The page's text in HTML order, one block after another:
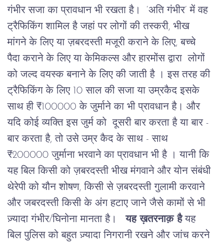
गंभीर सजा का प्रावधान भी रखता है। ‘अति गंभीर’ में वह
ट्रैफिकिंग शामिल है जहां पर लोगों की तस्करी, भीख
मांगने के लिए या ज़बरदस्ती मजूरी कराने के लिए, बच्चे
पैदा कराने के लिए या केमिकल्स और हारमोंस द्वारा लोगों
को जल्द वयस्क बनाने के लिए की जाती है । इस तरह की
ट्रैफिकिंग के लिए 10 साल की सजा या उम्रकैद इसके
साथ ही ₹100000 के जुर्माने का भी प्रावधान है। और
यदि कोई व्यक्ति इस जुर्म को दूसरी बार करता है या बार -
बार करता है, तो उसे उम्र कैद के साथ - साथ
₹200000 जुर्माना भरवाने का प्रावधान भी है । यानी कि
यह बिल किसी को ज़बरदस्ती भीख मंगवाने और योन संबंधी
थेरेपी को यौन शोषण, किसी से ज़बरदस्ती गुलामी करवाने
और जबरदस्ती किसी के अंग हटाए जाने जैसे कामों से भी
ज़्यादा गंभीर/घिनोना मानता है।
यह ख़तरनाक़ है यह
बिल पुलिस को बहुत ज़्यादा निगरानी रखने और जांच करने